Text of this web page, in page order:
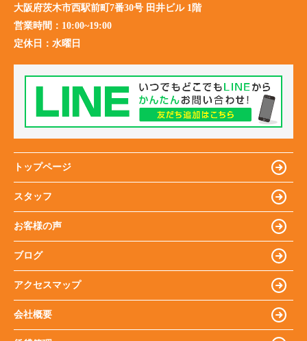
大阪府茨木市西駅前町7番30号 田井ビル 1階
営業時間： 10:00~19:00
定休日： 水曜日
トップページ
スタッフ
お客様の声
ブログ
アクセスマップ
会社概要